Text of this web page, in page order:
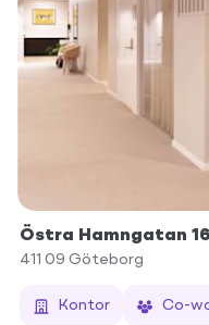
Östra Hamngatan 16
411 09 Göteborg
Kontor Co-